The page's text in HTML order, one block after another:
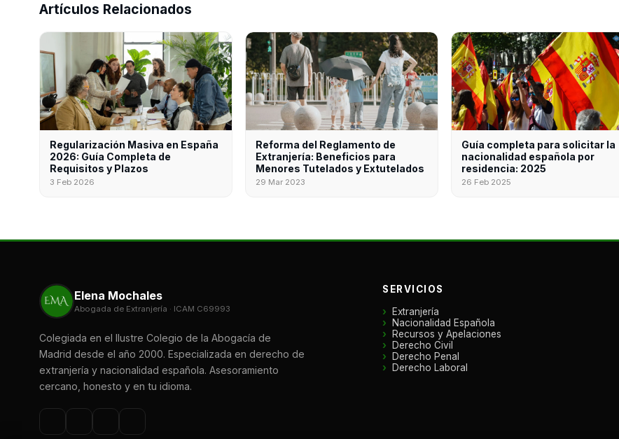
Artículos Relacionados
Regularización Masiva en España
2026: Guía Completa de
Requisitos y Plazos
3 Feb 2026
Reforma del Reglamento de
Extranjería: Beneficios para
Menores Tutelados y Extutelados
29 Mar 2023
Guía completa para solicitar la
nacionalidad española por
residencia: 2025
26 Feb 2025
Elena Mochales
Abogada de Extranjería · ICAM C69993
Colegiada en el Ilustre Colegio de la Abogacía de
Madrid desde el año 2000. Especializada en derecho de
extranjería y nacionalidad española. Asesoramiento
cercano, honesto y en tu idioma.
SERVICIOS
Extranjería
Nacionalidad Española
Recursos y Apelaciones
Derecho Civil
Derecho Penal
Derecho Laboral